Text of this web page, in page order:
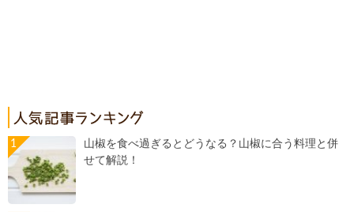
山椒を食べ過ぎるとどうなる？山椒に合う料理と併
せて解説！